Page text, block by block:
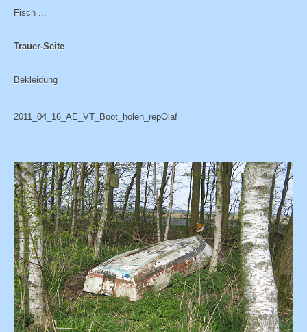
Fisch ...
Trauer-Seite
Bekleidung
2011_04_16_AE_VT_Boot_holen_repOlaf